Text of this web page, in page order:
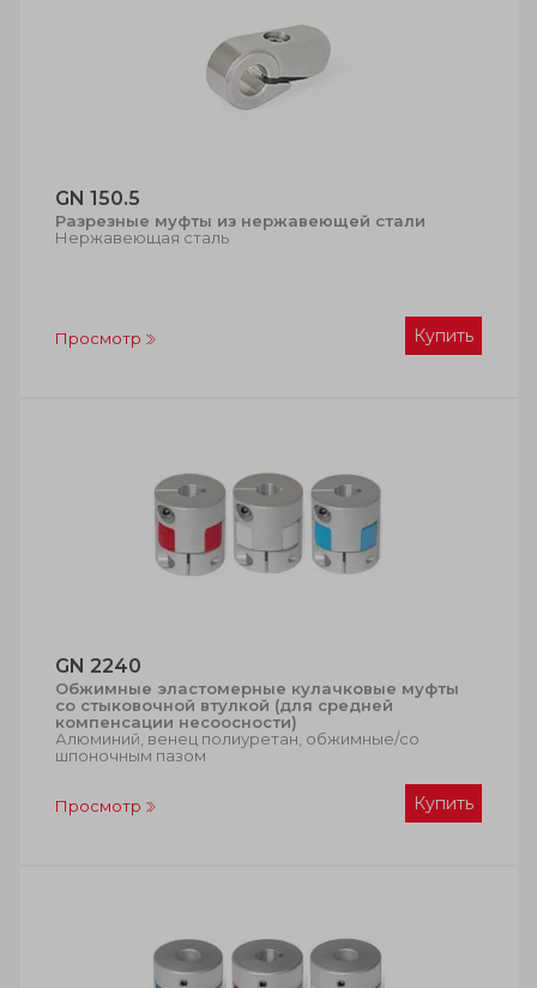
GN 150.5
Разрезные муфты из нержавеющей стали
Нержавеющая сталь
Просмотр Купить
GN 2240
Обжимные эластомерные кулачковые муфты
со стыковочной втулкой (для средней
компенсации несоосности)
Алюминий, венец полиуретан, обжимные/со
шпоночным пазом
Просмотр Купить